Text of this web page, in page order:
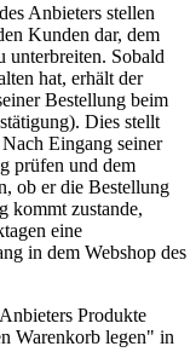
Anbieters stellen
Kunden dar, dem
unterbreiten. Sobald
hat, erhält der
Bestellung beim
Dies stellt
Eingang seiner
prüfen und dem
ob er die Bestellung
kommt zustande,
eine
in dem Webshop des
Produkte
Warenkorb legen" in